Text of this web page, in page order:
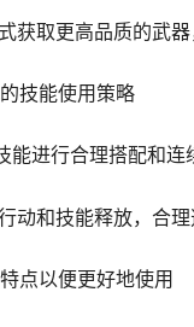
获取更高品质的武
技能使用策略
进行合理搭配和连
动和技能释放，合
点以便更好地使用